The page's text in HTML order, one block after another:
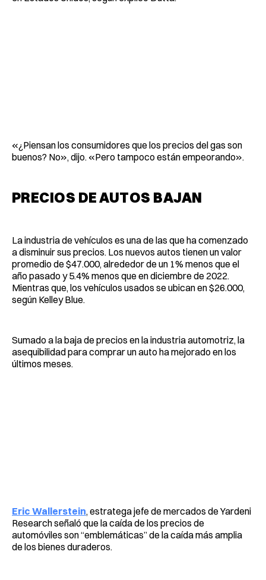
«¿Piensan los consumidores que los precios del gas son
buenos? No», dijo. «Pero tampoco están empeorando».
PRECIOS DE AUTOS BAJAN
La industria de vehículos es una de las que ha comenzado
a disminuir sus precios. Los nuevos autos tienen un valor
promedio de $47.000, alrededor de un 1% menos que el
año pasado y 5.4% menos que en diciembre de 2022.
Mientras que, los vehículos usados se ubican en $26.000,
según Kelley Blue.
Sumado a la baja de precios en la industria automotriz, la
asequibilidad para comprar un auto ha mejorado en los
últimos meses.
Eric Wallerstein, estratega jefe de mercados de Yardeni
Research señaló que la caída de los precios de
automóviles son “emblemáticas” de la caída más amplia
de los bienes duraderos.